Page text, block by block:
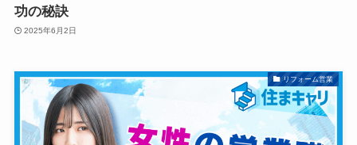
功の秘訣
2025年6月2日
リフォーム営業